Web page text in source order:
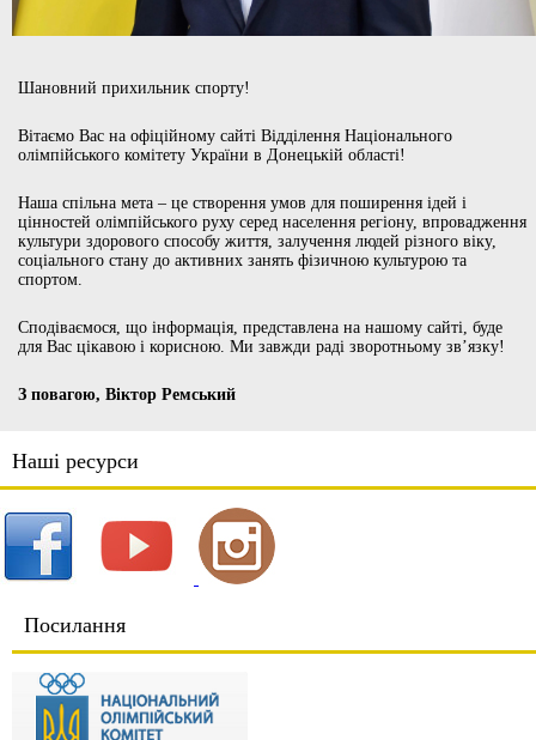
Шановний прихильник спорту!
Вітаємо Вас на офіційному сайті Відділення Національного
олімпійського комітету України в Донецькій області!
Наша спільна мета – це створення умов для поширення ідей і
цінностей олімпійського руху серед населення регіону, впровадження
культури здорового способу життя, залучення людей різного віку,
соціального стану до активних занять фізичною культурою та
спортом.
Сподіваємося, що інформація, представлена на нашому сайті, буде
для Вас цікавою і корисною. Ми завжди раді зворотньому зв’язку!
З повагою, Віктор Ремський
Наші ресурси
Посилання